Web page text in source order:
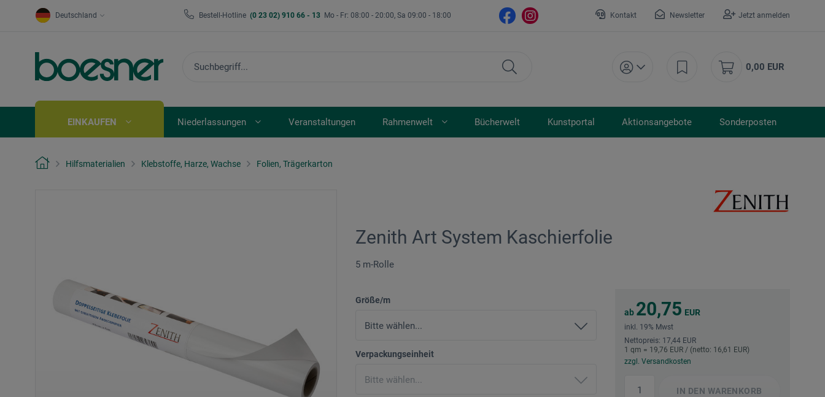
Deutschland Bestell-Hotline (0 23 02) 910 66 - 13 Mo - Fr: 08:00 - 20:00, Sa 09:00 - 18:00 Kontakt Newsletter Jetzt anmelden
0,00 EUR
EINKAUFEN Niederlassungen Veranstaltungen Rahmenwelt Bücherwelt Kunstportal Aktionsangebote Sonderposten
Hilfsmaterialien Klebstoffe, Harze, Wachse Folien, Trägerkarton
Zenith Art System Kaschierfolie
5 m-Rolle
Größe/m
Verpackungseinheit
ab 20,75 EUR
inkl. 19% Mwst
Nettopreis: 17,44 EUR
1 qm = 19,76 EUR / (netto: 16,61 EUR)
zzgl. Versandkosten
IN DEN WARENKORB